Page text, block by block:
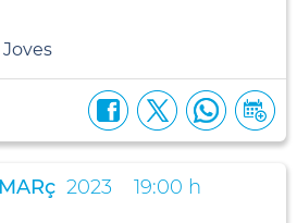
MARç 2023 19:00 h